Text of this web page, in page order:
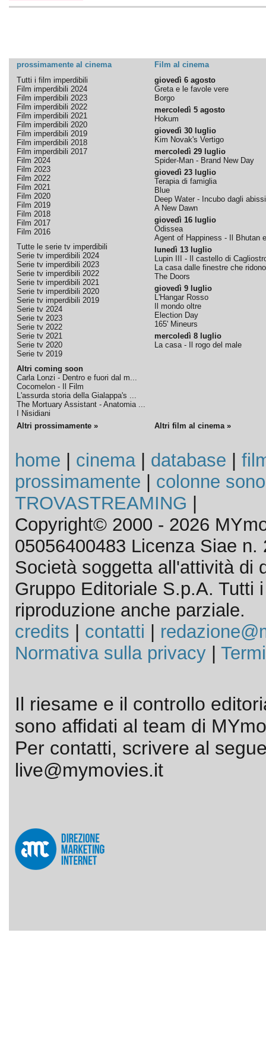
prossimamente al cinema
Film al cinema
Tutti i film imperdibili
Film imperdibili 2024
Film imperdibili 2023
Film imperdibili 2022
Film imperdibili 2021
Film imperdibili 2020
Film imperdibili 2019
Film imperdibili 2018
Film imperdibili 2017
Film 2024
Film 2023
Film 2022
Film 2021
Film 2020
Film 2019
Film 2018
Film 2017
Film 2016
Tutte le serie tv imperdibili
Serie tv imperdibili 2024
Serie tv imperdibili 2023
Serie tv imperdibili 2022
Serie tv imperdibili 2021
Serie tv imperdibili 2020
Serie tv imperdibili 2019
Serie tv 2024
Serie tv 2023
Serie tv 2022
Serie tv 2021
Serie tv 2020
Serie tv 2019
Altri coming soon
Carla Lonzi - Dentro e fuori dal m...
Cocomelon - Il Film
L'assurda storia della Gialappa's ...
The Mortuary Assistant - Anatomia ...
I Nisidiani
giovedì 6 agosto
Greta e le favole vere
Borgo
mercoledì 5 agosto
Hokum
giovedì 30 luglio
Kim Novak's Vertigo
mercoledì 29 luglio
Spider-Man - Brand New Day
giovedì 23 luglio
Terapia di famiglia
Blue
Deep Water - Incubo dagli abissi
A New Dawn
giovedì 16 luglio
Odissea
Agent of Happiness - Il Bhutan
lunedì 13 luglio
Lupin III - Il castello di
La casa dalle finestre che ridono
The Doors
giovedì 9 luglio
L'Hangar Rosso
Il mondo oltre
Election Day
165' Mineurs
mercoledì 8 luglio
La casa - Il rogo del male
Altri prossimamente » Altri film al cinema »
home cinema| database
prossimamente
colonne
TROVASTREAMING
Copyright© 2000 - 2026
05056400483 Licenza Siae n.
Società soggetta all'attività di
Gruppo Editoriale S.p.A. Tutti
riproduzione anche parziale.
credits
contatti
Normativa sulla privacy|
Il riesame e il controllo
sono affidati al team di
Per contatti, scrivere al
live@mymovies.it